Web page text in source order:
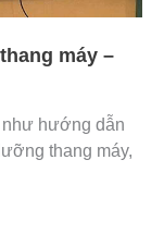
máy –
như hướng dẫn
thang máy,